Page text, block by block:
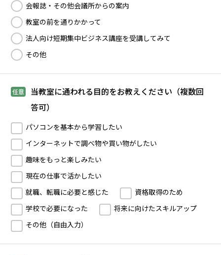
会報誌・その他会議所からの案内
教室の前を通りかかって
法人向け短期集中ビジネス講座を受講してみて
その他
任意
当教室に通われる目的をお教えください（複数回
答可）
パソコンを基本から学習したい
インターネットで調べ物や買い物がしたい
趣味をもっと楽しみたい
現在の仕事で活かしたい
就職、転職に必要と感じた
資格取得のため
学校で必要になった
将来に向けたスキルアップ
その他（自由入力）